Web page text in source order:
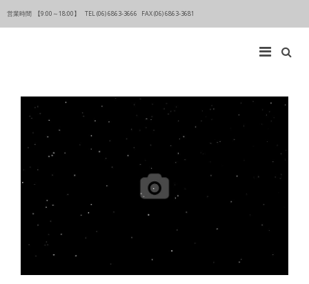
営業時間 【9:00～18:00】 TEL (06) 6863-3666 FAX (06) 6863-3681
Navigation
for:
従
業